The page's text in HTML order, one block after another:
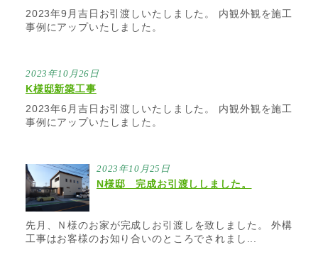
2023年9月吉日お引渡しいたしました。 内観外観を施工
事例にアップいたしました。
2023年10月26日
K様邸新築工事
2023年6月吉日お引渡しいたしました。 内観外観を施工
事例にアップいたしました。
2023年10月25日
N様邸 完成お引渡ししました。
先月、Ｎ様のお家が完成しお引渡しを致しました。 外構
工事はお客様のお知り合いのところでされまし...